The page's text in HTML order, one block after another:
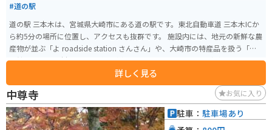
#道の駅
道の駅 三本木は、宮城県大崎市にある道の駅です。東北自動車道 三本木ICか
ら約5分の場所に位置し、アクセスも抜群です。 施設内には、地元の新鮮な農
産物が並ぶ「よ roadside station さんさん」や、大崎市の特産品を扱う「物
産館」、地元食材を使った料理が楽しめる「レストラン」などがあります。
特に、ブランド米「ササニシキ」や「ひとめぼれ」は、お土産に最適です。
また、道の駅 三本木は、バイクツーリングの休憩スポットとしても人気があ
ります。広い駐車場があり、施設内には、バイクスタンドも設置されていま
す。ツーリングの途中で、地元の美味しいものを食べたり、お土産を買った
りするのに最適な場所です。 周辺には、鳴瀬奥松島県立自然公園など、自然
詳しく見る
中尊寺 お気に入り
駐車： 駐車場あり